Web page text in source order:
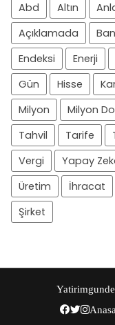
Abd Altın
Açıklamada
Endeksi
Enerji
Gün
Hisse
Milyon
Milyon
Tahvil
Tarife
Vergi
Yapay
Üretim
İhracat
Şirket